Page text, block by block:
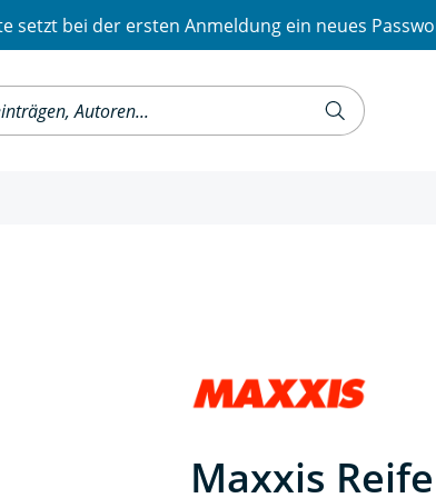
setzt bei der ersten Anmeldung ein neues
Maxxis